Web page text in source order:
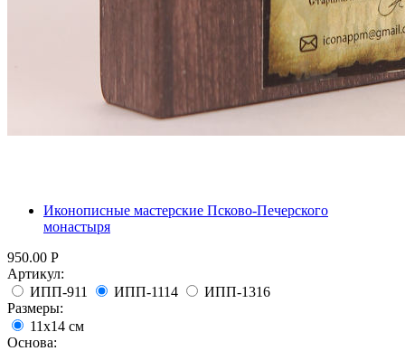
Иконописные мастерские Псково-Печерского
монастыря
950.00 Р
Артикул:
ИПП-911
ИПП-1114
ИПП-1316
Размеры:
11х14 см
Основа: